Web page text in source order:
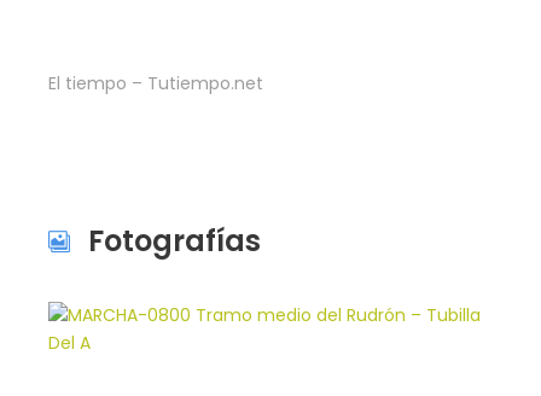
El tiempo – Tutiempo.net
Fotografías